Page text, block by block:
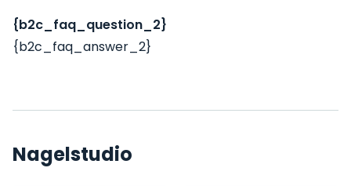
{b2c_faq_question_2}
{b2c_faq_answer_2}
Nagelstudio